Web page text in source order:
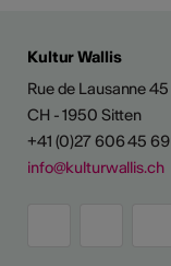
Kultur Wallis
Rue de Lausanne 45
CH - 1950 Sitten
+41 (0)27 606 45 69
info@kulturwallis.ch